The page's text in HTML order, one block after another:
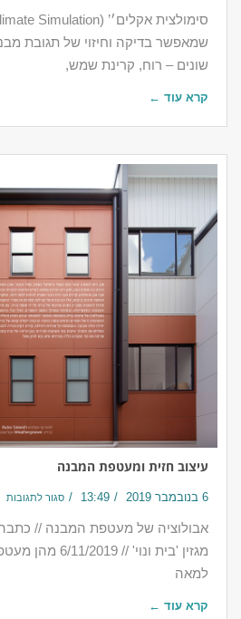
שמאפשר בדיקה וחיזוי של תגובת
שונים – רוח, קרינת שמש,
קרא עוד ←
עיצוב חזית ומעטפת המבנה
6 בנובמבר 2019 13:49 סגור לתגובות
אבולוציה של מעטפת המבנה //
מגזין 'בית ונוי'
למאה
קרא עוד ←